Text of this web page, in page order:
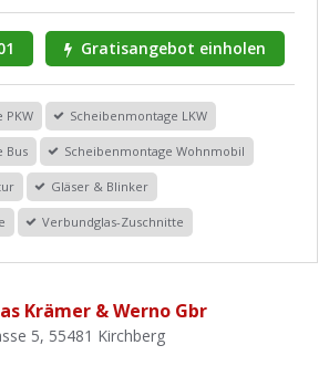
Gratisangebot einholen
PKW Scheibenmontage LKW
Bus Scheibenmontage Wohnmobil
Gläser & Blinker
Verbundglas-Zuschnitte
Krämer & Werno Gbr
5, 55481 Kirchberg